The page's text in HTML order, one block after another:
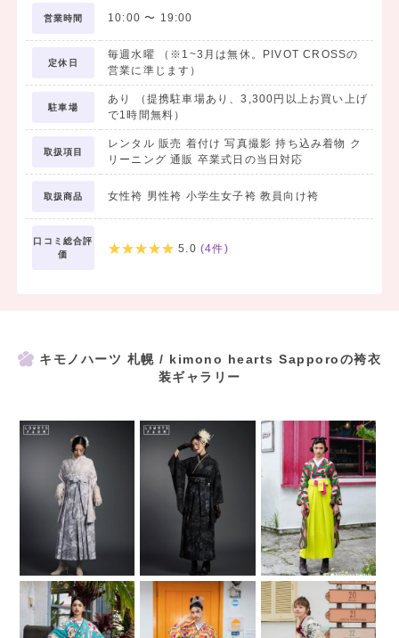
営業時間 10:00 〜 19:00
定休日
毎週水曜 （※1~3月は無休。PIVOT CROSSの
営業に準じます）
駐車場
あり （提携駐車場あり、3,300円以上お買い上げ
で1時間無料）
取扱項目
レンタル 販売 着付け 写真撮影 持ち込み着物 ク
リーニング 通販 卒業式日の当日対応
取扱商品 女性袴 男性袴 小学生女子袴 教員向け袴
口コミ総合評
価
5.0 (4件)
キモノハーツ 札幌 / kimono hearts Sapporoの袴衣
装ギャラリー